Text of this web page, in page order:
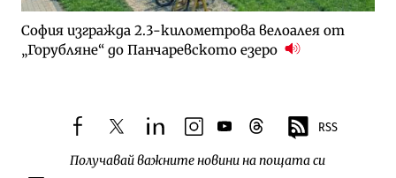
София изгражда 2.3-километрова велоалея от
„Горубляне“ до Панчаревското езеро
facebooktwitterlinkedininstagram
youtubethreads RSS
Получавай важните новини на пощата си